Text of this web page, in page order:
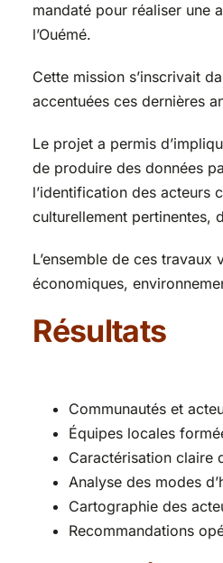
mandaté pour réaliser une
l’Ouémé.
Cette mission s’inscrivait
accentuées ces dernières
Le projet a permis
de produire des données
l’identification des acteurs
culturellement pertinentes,
L’ensemble de ces
économiques,
Résultats
Communautés et
Équipes locales
Caractérisation claire
Analyse des modes
Cartographie des
Recommandations